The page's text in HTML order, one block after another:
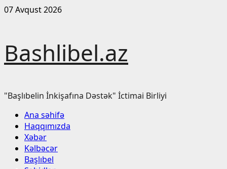
Skip
07 Avqust 2026
Bashlibel.az
"Başlıbelin İnkişafına Dəstək" İctimai Birliyi
Primary
Menu
Ana səhifə
Haqqımızda
Xəbər
Kəlbəcər
Başlıbel